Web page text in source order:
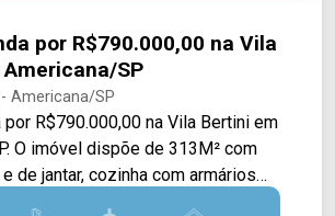
por R$790.000,00 na Vila
SP
Americana/SP
por R$790.000,00 na Vila Bertini em
com
de jantar, cozinha com armários
área gourmet completa e